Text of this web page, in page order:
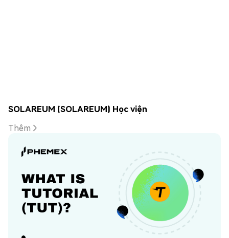
SOLAREUM (SOLAREUM) Học viện
Thêm